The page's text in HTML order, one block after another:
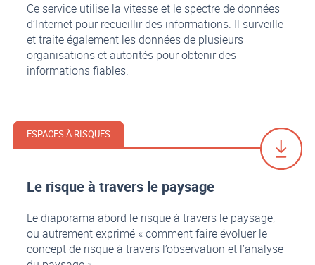
Ce service utilise la vitesse et le spectre de données
d’Internet pour recueillir des informations. Il surveille
et traite également les données de plusieurs
organisations et autorités pour obtenir des
informations fiables.
ESPACES À RISQUES
Le risque à travers le paysage
Le diaporama abord le risque à travers le paysage,
ou autrement exprimé « comment faire évoluer le
concept de risque à travers l’observation et l’analyse